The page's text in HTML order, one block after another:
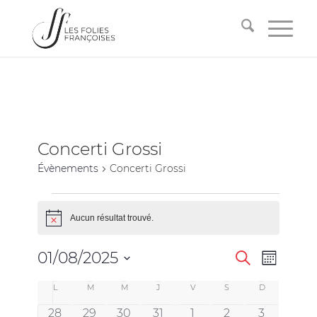
Concerti Grossi
Évènements Concerti Grossi
NoticeAucun résultat trouvé.
Recherche
Recherche
Mois
01/08/2025
date.
Calendrier
de
L M M J V S D
0
28
0
29
0
30
0
31
01
0
2
0
3